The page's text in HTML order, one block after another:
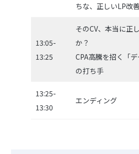
ちな、正しいLP改
13:05-
13:25
そのCV、本当に正
か？
CPA高騰を招く「デ
の打ち手
13:25-
13:30
エンディング